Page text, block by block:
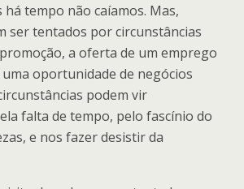
há tempo não caíamos. Mas,
ser tentados por circunstâncias
a oferta de um emprego
oportunidade de negócios
podem vir
falta de tempo, pelo fascínio do
e nos fazer desistir da